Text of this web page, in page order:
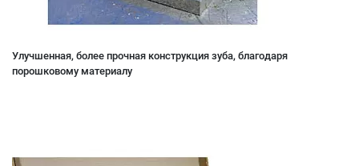
Улучшенная, более прочная конструкция зуба, благодаря
порошковому материалу